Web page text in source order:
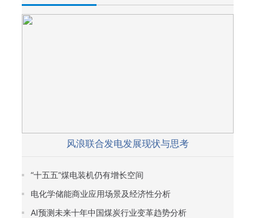
风浪联合发电发展现状与思考
“十五五”煤电装机仍有增长空间
电化学储能商业应用场景及经济性分析
AI预测未来十年中国煤炭行业变革趋势分析